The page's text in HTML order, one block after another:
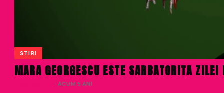
STIRI
MARA GEORGESCU ESTE SARBATORITA
· ACUM 5 ANI